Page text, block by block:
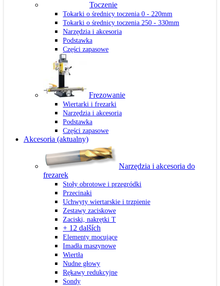
Toczenie
Tokarki o średnicy toczenia 0 - 220mm
Tokarki o średnicy toczenia 250 - 330mm
Narzędzia i akcesoria
Podstawka
Części zapasowe
Frezowanie
Wiertarki i frezarki
Narzędzia i akcesoria
Podstawka
Części zapasowe
Akcesoria (aktualny)
Narzędzia i akcesoria do
frezarek
Stoły obrotowe i przegródki
Przecinaki
Uchwyty wiertarskie i trzpienie
Zestawy zaciskowe
Zaciski, nakrętki T
+ 12 dalších
Elementy mocujące
Imadła maszynowe
Wiertła
Nudne głowy
Rękawy redukcyjne
Sondy